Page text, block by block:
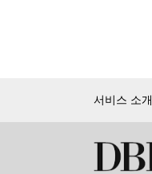
서비스 소개